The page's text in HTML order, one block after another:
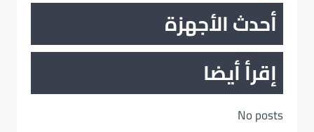
أحدث الأجهزة
إقرأ أيضا
No posts